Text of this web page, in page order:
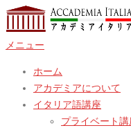
コ
ン
テメニュー
ホーム
アカデミアについて
イタリア語講座
プライベート講